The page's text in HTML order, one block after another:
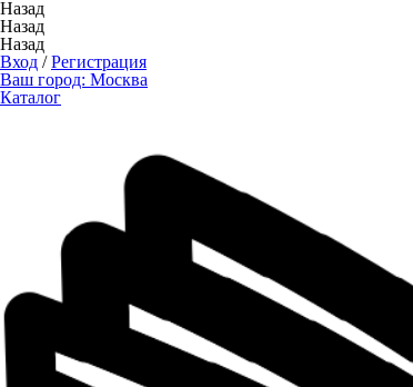
Назад
Назад
Назад
Вход /Регистрация
Ваш город: Москва
Каталог